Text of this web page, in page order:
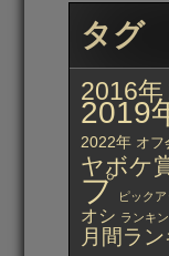
タグ
2016年
2019
2022年 オフ
ヤボケ
プ ピック
オシ ランキ
月間ラ